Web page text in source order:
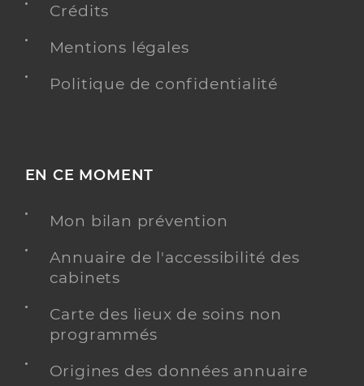
Crédits
Mentions légales
Politique de confidentialité
EN CE MOMENT
Mon bilan prévention
Annuaire de l'accessibilité des
cabinets
Carte des lieux de soins non
programmés
Origines des données annuaire